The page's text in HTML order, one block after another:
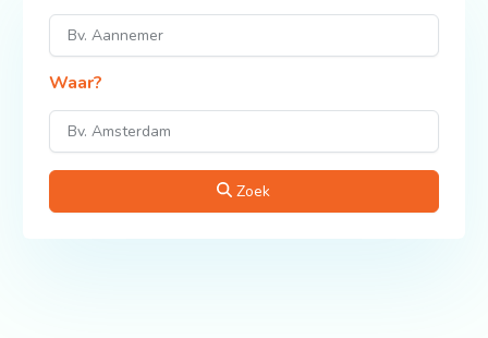
Waar?
Zoek